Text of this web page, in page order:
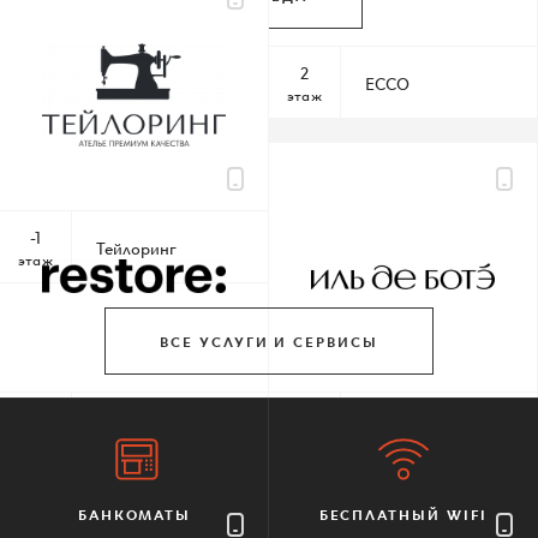
По всем вопросам
Шереметьевская д.6, к.1
КАК ДОБРАТЬСЯ
Перекресток 2
этаж ECCO
-1
этаж Тейлоринг
ВСЕ УСЛУГИ И СЕРВИСЫ
БАНКОМАТЫ БЕСПЛАТНЫЙ WIFI